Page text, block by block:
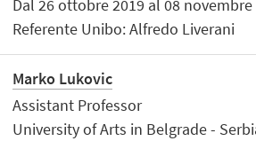
Dal 26 ottobre 2019 al 08 novembre
Referente Unibo: Alfredo Liverani
Marko Lukovic
Assistant Professor
University of Arts in Belgrade -